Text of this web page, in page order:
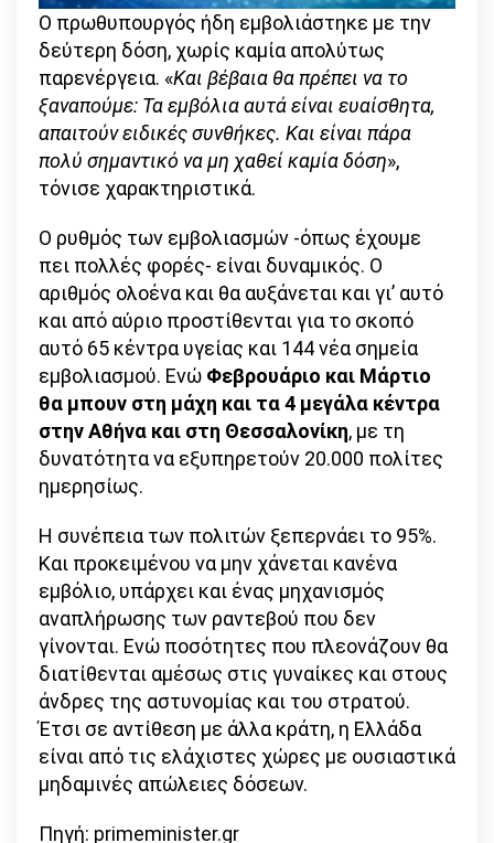
Ο πρωθυπουργός ήδη εμβολιάστηκε με την
δεύτερη δόση, χωρίς καμία απολύτως
παρενέργεια. «Και βέβαια θα πρέπει να το
ξαναπούμε: Τα εμβόλια αυτά είναι ευαίσθητα,
απαιτούν ειδικές συνθήκες. Και είναι πάρα
πολύ σημαντικό να μη χαθεί καμία δόση»,
τόνισε χαρακτηριστικά.
Ο ρυθμός των εμβολιασμών -όπως έχουμε
πει πολλές φορές- είναι δυναμικός. Ο
αριθμός ολοένα και θα αυξάνεται και γι’ αυτό
και από αύριο προστίθενται για το σκοπό
αυτό 65 κέντρα υγείας και 144 νέα σημεία
εμβολιασμού. Ενώ Φεβρουάριο και Μάρτιο
θα μπουν στη μάχη και τα 4 μεγάλα κέντρα
στην Αθήνα και στη Θεσσαλονίκη, με τη
δυνατότητα να εξυπηρετούν 20.000 πολίτες
ημερησίως.
Η συνέπεια των πολιτών ξεπερνάει το 95%.
Και προκειμένου να μην χάνεται κανένα
εμβόλιο, υπάρχει και ένας μηχανισμός
αναπλήρωσης των ραντεβού που δεν
γίνονται. Ενώ ποσότητες που πλεονάζουν θα
διατίθενται αμέσως στις γυναίκες και στους
άνδρες της αστυνομίας και του στρατού.
Έτσι σε αντίθεση με άλλα κράτη, η Ελλάδα
είναι από τις ελάχιστες χώρες με ουσιαστικά
μηδαμινές απώλειες δόσεων.
Πηγή: primeminister.gr